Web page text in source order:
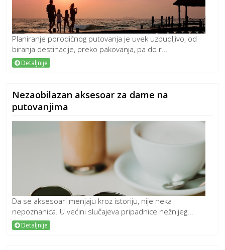
Planiranje porodičnog putovanja je uvek uzbudljivo, od
biranja destinacije, preko pakovanja, pa do r...
Detaljnije
Nezaobilazan aksesoar za dame na
putovanjima
Da se aksesoari menjaju kroz istoriju, nije neka
nepoznanica. U većini slučajeva pripadnice nežnijeg...
Detaljnije